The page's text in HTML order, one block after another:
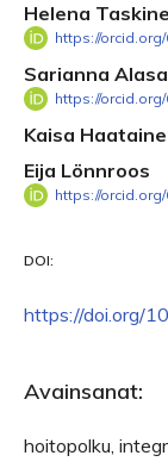
Helena
https://
Sarianna
https://
Kaisa
Eija Lönnroos
https://
DOI:
https://doi.org/
Avainsanat:
hoitopolku,